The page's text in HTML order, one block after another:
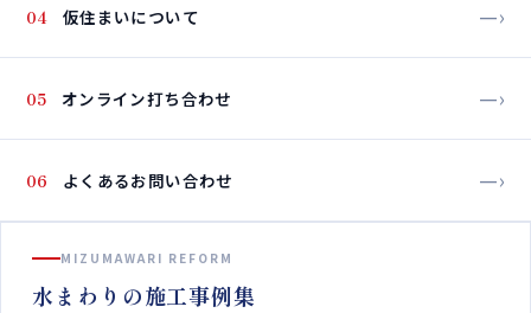
04 仮住まいについて —›
05 オンライン打ち合わせ —›
06 よくあるお問い合わせ —›
MIZUMAWARI REFORM
水まわりの施工事例集